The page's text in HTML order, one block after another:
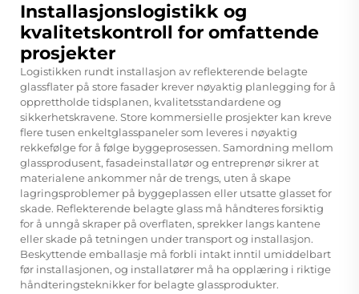
Installasjonslogistikk og
kvalitetskontroll for omfattende
prosjekter
Logistikken rundt installasjon av reflekterende belagte
glassflater på store fasader krever nøyaktig planlegging for å
opprettholde tidsplanen, kvalitetsstandardene og
sikkerhetskravene. Store kommersielle prosjekter kan kreve
flere tusen enkeltglasspaneler som leveres i nøyaktig
rekkefølge for å følge byggeprosessen. Samordning mellom
glassprodusent, fasadeinstallatør og entreprenør sikrer at
materialene ankommer når de trengs, uten å skape
lagringsproblemer på byggeplassen eller utsatte glasset for
skade. Reflekterende belagte glass må håndteres forsiktig
for å unngå skraper på overflaten, sprekker langs kantene
eller skade på tetningen under transport og installasjon.
Beskyttende emballasje må forbli intakt inntil umiddelbart
før installasjonen, og installatører må ha opplæring i riktige
håndteringsteknikker for belagte glassprodukter.